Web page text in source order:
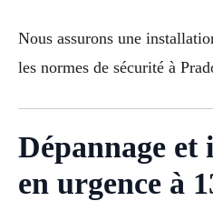
Nous assurons une
les normes de sécurité à
Dépannage et
en urgence à